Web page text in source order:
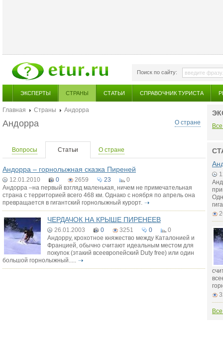
Поиск по сайту:
ЭКСПЕРТЫ СТРАНЫ СТАТЬИ СПРАВОЧНИК ТУРИСТА
Главная Страны
Андорра
О стране
Андорра
Вопросы Статьи О стране
Андорра – горнолыжная сказка Пиреней
12.01.2010 0 2659 23
0
Андорра –на первый взгляд маленькая, ничем не примечательная
страна с территорией всего 468 км. Однако с ноября по апрель она
превращается в гигантский горнолыжный курорт.
ЧЕРДАЧОК НА КРЫШЕ ПИРЕНЕЕВ
26.01.2003 0 3251 0
0
Андорру, крохотное княжество между Каталонией и
Францией, обычно считают идеальным местом для
покупок (этакий всеевропейский Duty free) или один
большой горнолыжный.....